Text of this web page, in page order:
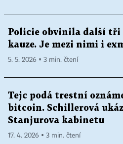
Policie obvinila další
kauze. Je mezi nimi i
5. 5. 2026 ▪ 3 min. čtení
Tejc podá trestní
bitcoin. Schillerová
Stanjurova kabinetu
17. 4. 2026 ▪ 3 min. čtení